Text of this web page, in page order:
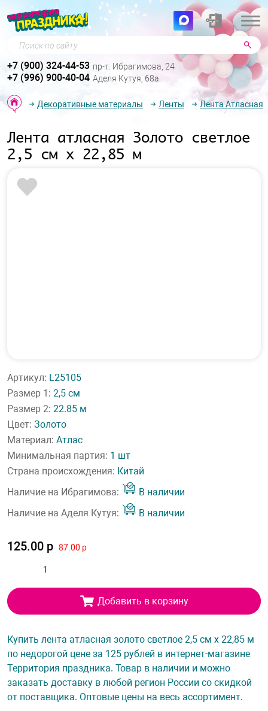
Поиск по сайту
+7 (900) 324-44-53 пр-т. Ибрагимова, 24
+7 (996) 900-40-04 Аделя Кутуя, 68а
Декоративные материалы Ленты Лента Атласная
Лента атласная Золото светлое
2,5 см х 22,85 м
Артикул: L25105
Размер 1: 2,5 см
Размер 2: 22.85 м
Цвет: Золото
Материал: Атлас
Минимальная партия: 1 шт
Страна происхождения: Китай
Наличие на Ибрагимова:
В наличии
Наличие на Аделя Кутуя:
В наличии
125.00 р 87.00 р
Добавить в корзину
Купить лента атласная золото светлое 2,5 см х 22,85 м
по недорогой цене за 125 рублей в интернет-магазине
Территория праздника. Товар в наличии и можно
заказать доставку в любой регион России со скидкой
от поставщика. Оптовые цены на весь ассортимент.